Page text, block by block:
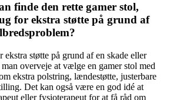
finde den rette gamer stol,
for ekstra støtte på grund af
støtte på grund af en skade eller
overveje at vælge en gamer stol med
ekstra polstring, lændestøtte, justerbare
Det kan også være en god idé at
eller fysioterapeut for at få råd om